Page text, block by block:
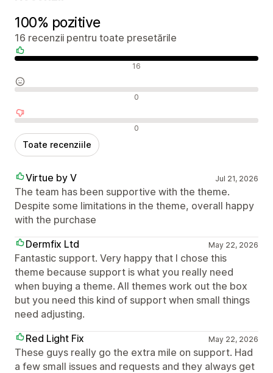
100% pozitive
16 recenzii pentru toate presetările
Recenzii pozitive 16
Recenzii neutre 0
Recenzii negative 0
Toate recenziile
Virtue by V Jul 21, 2026
The team has been supportive with the theme.
Despite some limitations in the theme, overall happy
with the purchase
Dermfix Ltd
May 22, 2026
Fantastic support. Very happy that I chose this
theme because support is what you really need
when buying a theme. All themes work out the box
but you need this kind of support when small things
need adjusting.
Red Light Fix
May 22, 2026
These guys really go the extra mile on support. Had
a few small issues and requests and they always get